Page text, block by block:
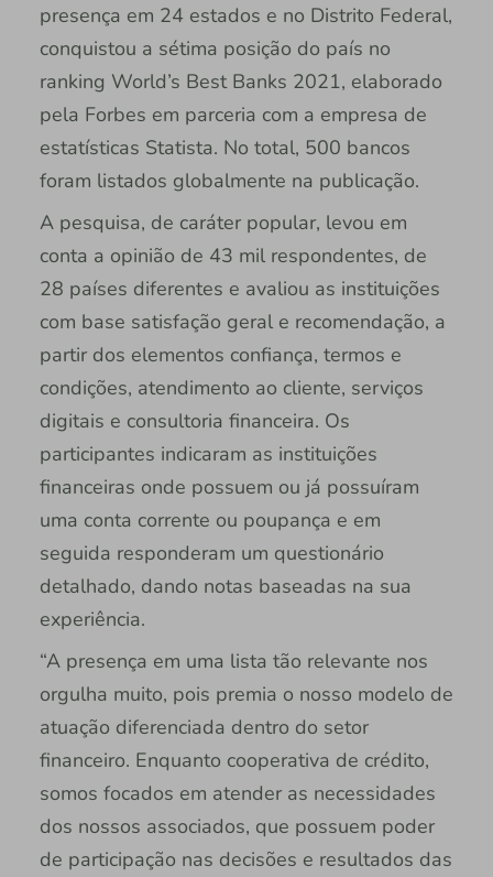
presença em 24 estados e no Distrito Federal,
conquistou a sétima posição do país no
ranking World’s Best Banks 2021, elaborado
pela Forbes em parceria com a empresa de
estatísticas Statista. No total, 500 bancos
foram listados globalmente na publicação.
A pesquisa, de caráter popular, levou em
conta a opinião de 43 mil respondentes, de
28 países diferentes e avaliou as instituições
com base satisfação geral e recomendação, a
partir dos elementos confiança, termos e
condições, atendimento ao cliente, serviços
digitais e consultoria financeira. Os
participantes indicaram as instituições
financeiras onde possuem ou já possuíram
uma conta corrente ou poupança e em
seguida responderam um questionário
detalhado, dando notas baseadas na sua
experiência.
“A presença em uma lista tão relevante nos
orgulha muito, pois premia o nosso modelo de
atuação diferenciada dentro do setor
financeiro. Enquanto cooperativa de crédito,
somos focados em atender as necessidades
dos nossos associados, que possuem poder
de participação nas decisões e resultados das